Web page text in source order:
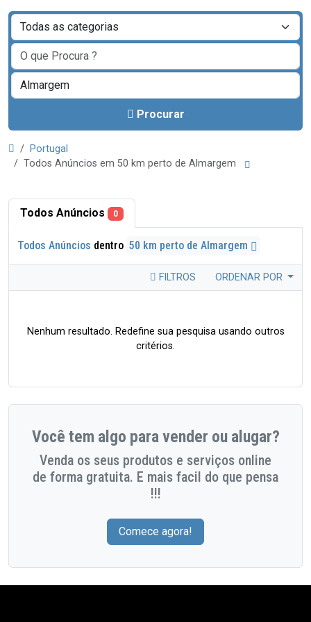
Procurar
Portugal
Todos Anúncios em 50 km perto de Almargem
Todos Anúncios 0
Todos Anúncios dentro 50 km perto de Almargem
FILTROS ORDENAR POR
Nenhum resultado. Redefine sua pesquisa usando outros
critérios.
Você tem algo para vender ou alugar?
Venda os seus produtos e serviços online
de forma gratuita. E mais facil do que pensa
!!!
Comece agora!